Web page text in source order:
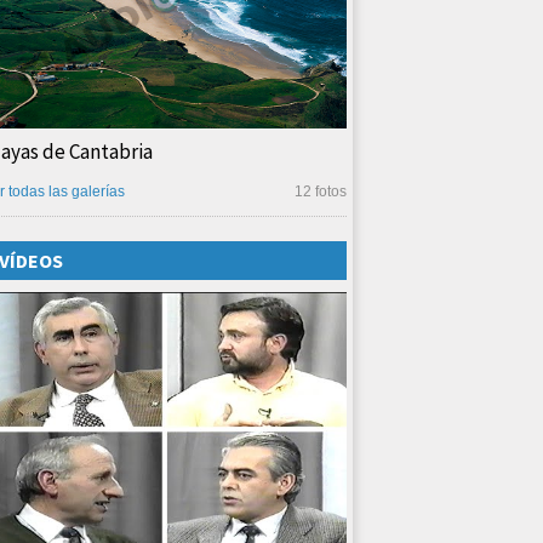
de Cantabria
12 fotos
todas las galerías
VÍDEOS